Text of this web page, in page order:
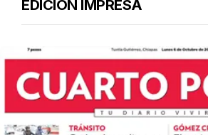
EDICIÓN IMPRESA